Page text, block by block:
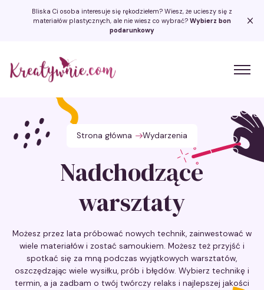
Bliska Ci osoba interesuje się rękodziełem? Wiesz, że ucieszy się z
materiałów plastycznych, ale nie wiesz co wybrać? Wybierz bon
podarunkowy
Kreatywnie.com
Strona główna Wydarzenia
Nadchodzące
warsztaty
Możesz przez lata próbować nowych technik, zainwestować w
wiele materiałów i zostać samoukiem. Możesz też przyjść i
spotkać się za mną podczas wyjątkowych warsztatów,
oszczędzając wiele wysiłku, prób i błędów. Wybierz technikę i
termin, a ja zadbam o twój twórczy relaks i najlepszej jakości